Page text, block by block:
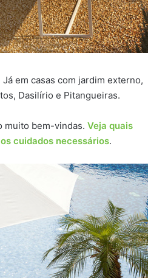
em casas com jardim externo,
Dasilírio e Pitangueiras.
muito bem-vindas. Veja quais
cuidados necessários.